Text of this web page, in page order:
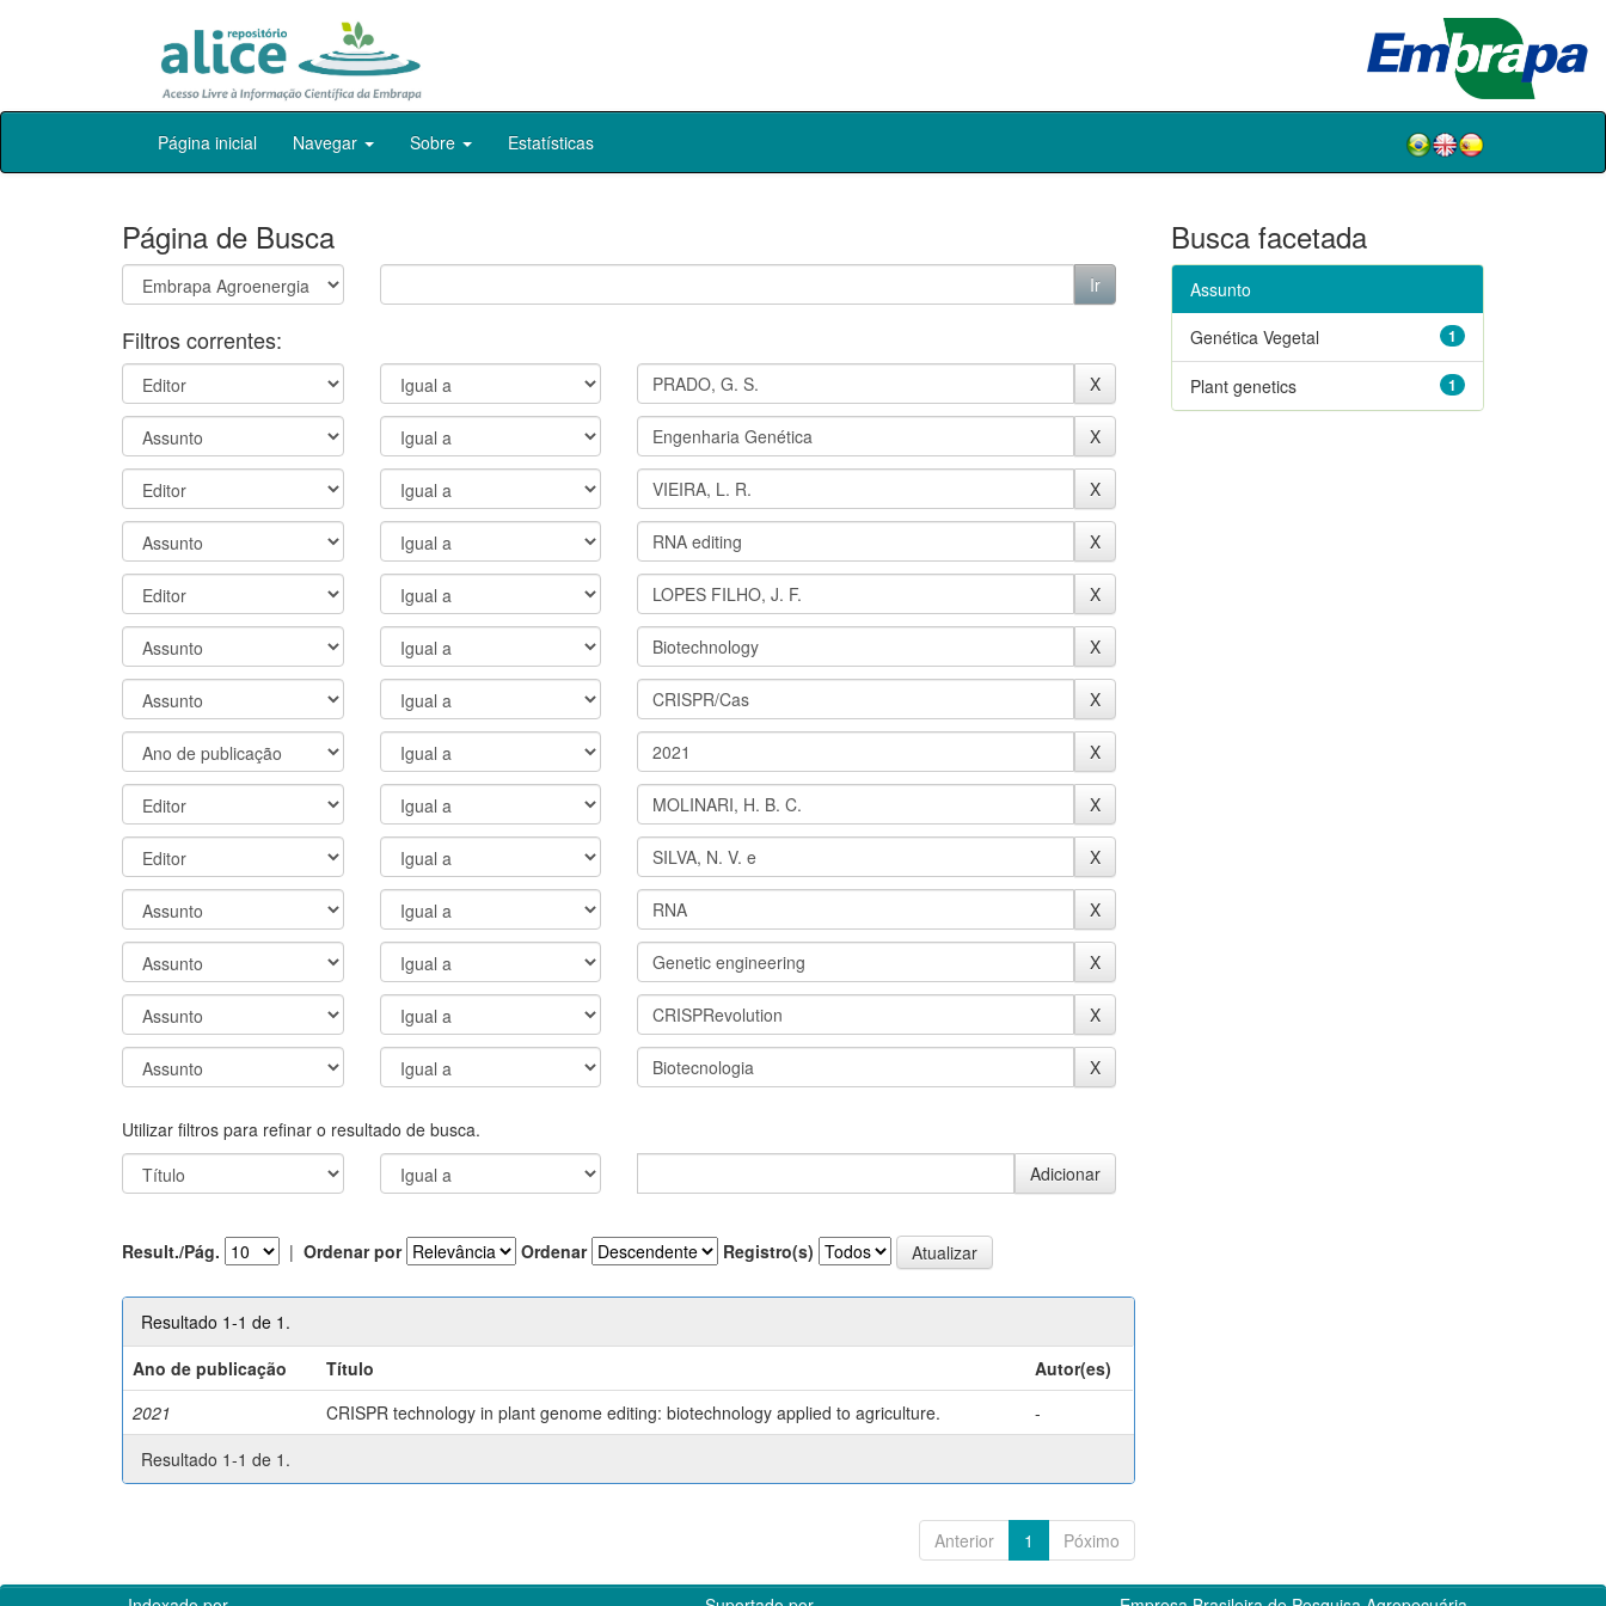
Skip
Página inicial Navegar Sobre Estatísticas
Página de Busca
Filtros correntes:
Utilizar filtros para refinar o resultado de busca.
Result./Pág. | Ordenar por Ordenar Registro(s)
Resultado 1-1 de 1.
Ano de publicação
Título
Autor(es)
2021
CRISPR technology in plant genome editing: biotechnology applied to agriculture.
-
Resultado 1-1 de 1.
Anterior 1 Póximo
Busca facetada
Assunto
1
Genética Vegetal
1
Plant genetics